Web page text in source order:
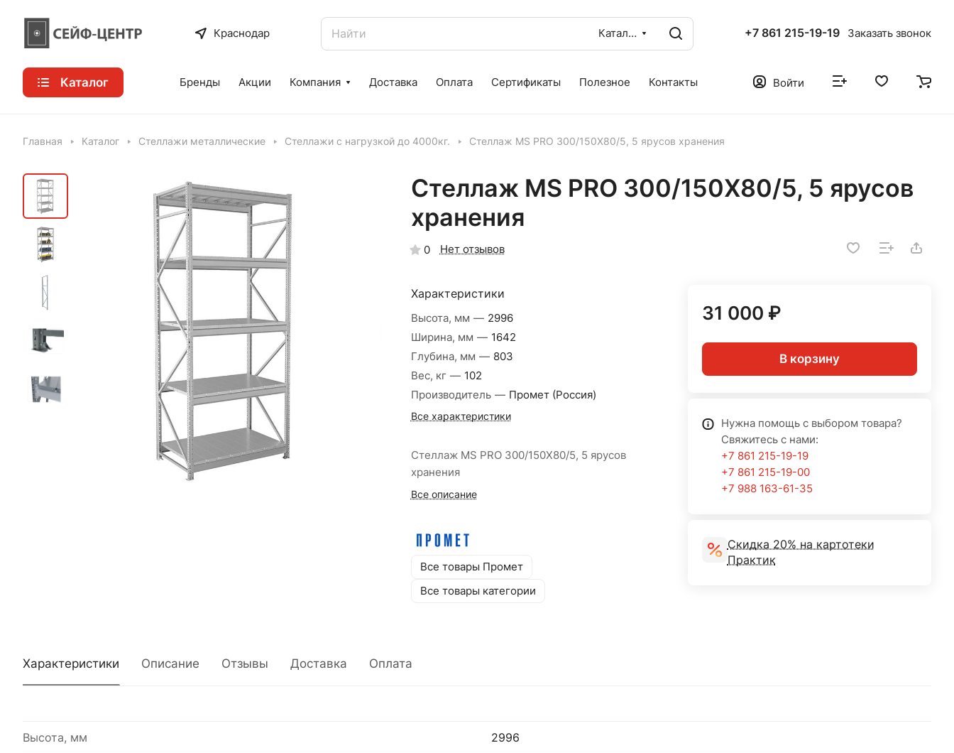
Краснодар Каталог +7 861 215-19-19 Заказать звонок
Каталог Бренды Акции Компания Доставка Оплата Сертификаты Полезное Контакты Войти
Главная Каталог Стеллажи металлические Стеллажи с нагрузкой до 4000кг. Стеллаж MS PRO 300/150X80/5, 5 ярусов хранения
Стеллаж MS PRO 300/150X80/5, 5 ярусов
хранения
0 Нет отзывов
Характеристики
Высота, мм — 2996
Ширина, мм — 1642
Глубина, мм — 803
Вес, кг — 102
Производитель — Промет (Россия)
Все характеристики
Стеллаж MS PRO 300/150X80/5, 5 ярусов
хранения
Все описание
Все товары Промет
Все товары категории
31 000 ₽
В корзину
Нужна помощь с выбором товара?
Свяжитесь с нами:
+7 861 215-19-19
+7 861 215-19-00
+7 988 163-61-35
Скидка 20% на картотеки
Практик
Характеристики Описание Отзывы Доставка Оплата
Высота, мм 2996